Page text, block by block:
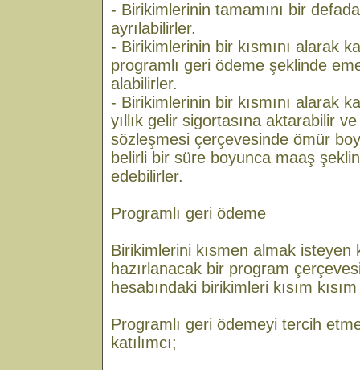
- Birikimlerinin tamamını bir
ayrılabilirler.
- Birikimlerinin bir kısmını alarak
programlı geri ödeme şeklinde
alabilirler.
- Birikimlerinin bir kısmını alarak
yıllık gelir sigortasına aktarabilir ve
sözleşmesi çerçevesinde ömür
belirli bir süre boyunca maaş
edebilirler.
Programlı geri ödeme
Birikimlerini kısmen almak isteyen
hazırlanacak bir program
hesabındaki birikimleri kısım
Programlı geri ödemeyi tercih
katılımcı;